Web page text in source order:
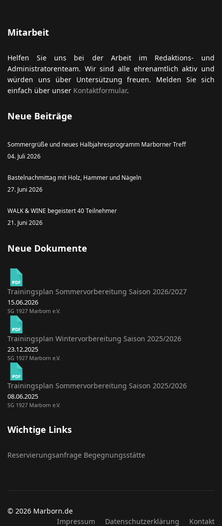
Mitarbeit
Helfen Sie uns bei der Arbeit im Redaktions- und
Administratorenteam. Wir sind alle ehrenamtlich aktiv und
würden uns über Untersützung freuen. Melden Sie sich
einfach über unser Kontaktformular.
Neue Beiträge
Sommergrüße und neues Halbjahresprogramm Marborner Treff
04. Juli 2026
Bastelnachmittag mit Holz, Hammer und Nägeln
27. Juni 2026
WALK & WINE begeistert 40 Teilnehmer
21. Juni 2026
Neue Dokumente
Trainingsplan Sommervorbereitung Saison 2026/2027
15.06.2026
SG 1927 Marborn e.V.
Trainingsplan Wintervorbereitung Saison 2025/2026
23.12.2025
SG 1927 Marborn e.V.
Trainingsplan Sommervorbereitung Saison 2025/2026
08.06.2025
SG 1927 Marborn e.V.
Wichtige Links
Reservierungsanfrage Begegnungsstätte
© 2026 Marborn.de
Impressum
Datenschutzerklärung Kontakt